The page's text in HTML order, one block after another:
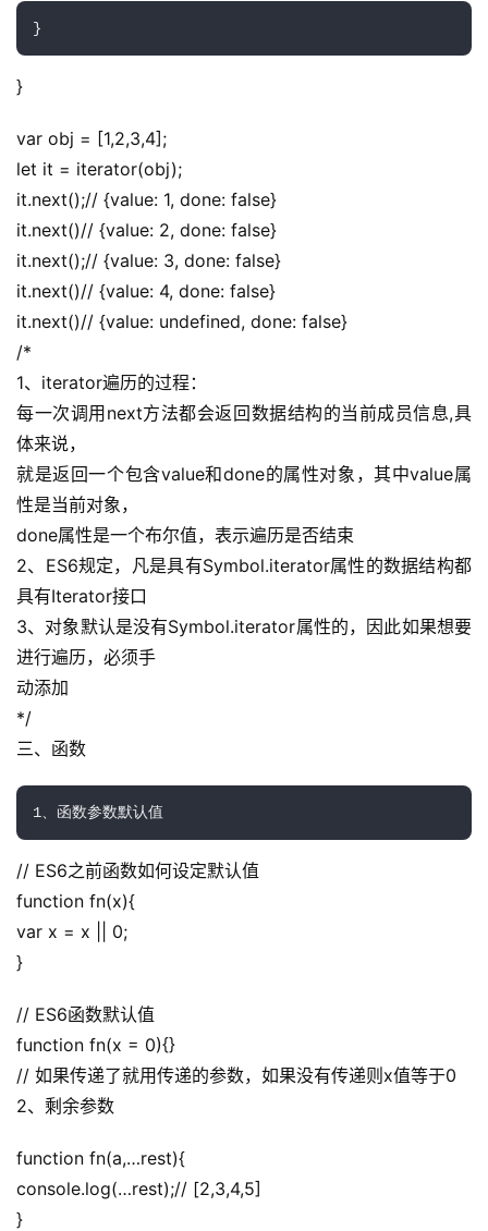
A
I
实
群
运
营
录
经
}
}
var obj = [1,2,3,4];
let it = iterator(obj);
it.next();// {value: 1, done: false}
it.next()// {value: 2, done: false}
it.next();// {value: 3, done: false}
it.next()// {value: 4, done: false}
it.next()// {value: undefined, done: false}
/*
1、iterator遍历的过程：
每一次调用next方法都会返回数据结构的当前成员信息,具
体来说，
就是返回一个包含value和done的属性对象，其中value属
性是当前对象，
done属性是一个布尔值，表示遍历是否结束
2、ES6规定，凡是具有Symbol.iterator属性的数据结构都
具有Iterator接口
3、对象默认是没有Symbol.iterator属性的，因此如果想要
进行遍历，必须手
动添加
*/
三、函数
1、函数参数默认值
// ES6之前函数如何设定默认值
function fn(x){
var x = x || 0;
}
// ES6函数默认值
function fn(x = 0){}
// 如果传递了就用传递的参数，如果没有传递则x值等于0
2、剩余参数
function fn(a,…rest){
console.log(…rest);// [2,3,4,5]
}